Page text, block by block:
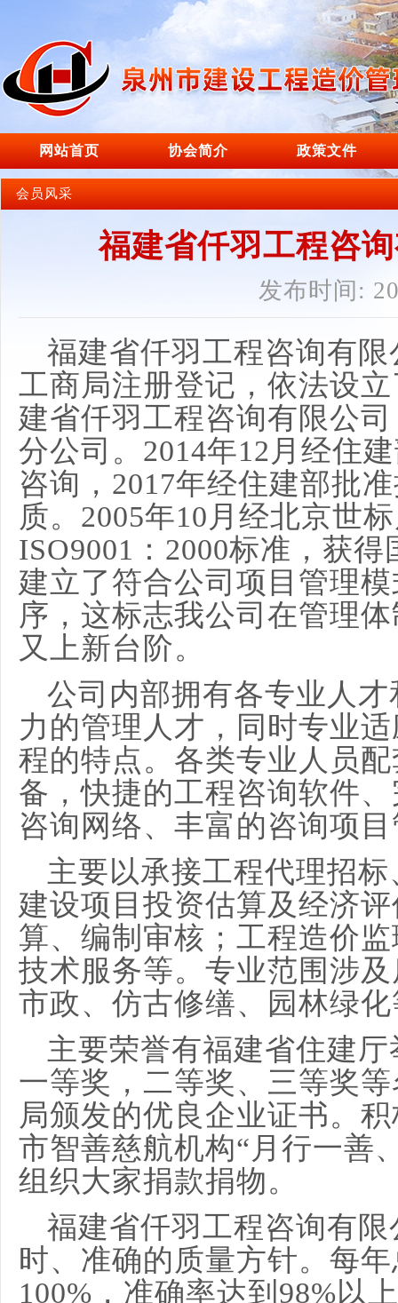
网站首页 协会简介 政策文件
会员风采
福建省仟羽工程咨
发布时间:
福建省仟羽工程咨询有限
工商局注册登记，依法设
建省仟羽工程咨询有限公
分公司。2014年12月经住
咨询，2017年经住建部批
质。2005年10月经北京世
ISO9001：2000标准，获
建立了符合公司项目管理
序，这标志我公司在管理
又上新台阶。
公司 内部拥有各专业人
力的管理人才，同时专业
程的特点。各类专业人员
备，快捷的工程咨询软件
咨询网络、丰富的咨询项
主要以承接工程代理招
建设项目投资估算及经济
算、编制审核；工程造价
技术服务等。专业范围涉
市政、仿古修缮、园林绿
主要荣誉有福建省住建
一等奖，二等奖、三等奖
局颁发的优良企业证书。
市智善慈航机构“月行一善
组织大家捐款捐物。
福建省仟羽工程咨询有
时、准确的质量方针。每
100%，准确率达到98%以